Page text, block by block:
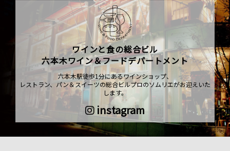
ワインと食の総合ビル
六本木ワイン＆フードデパートメント
六本木駅徒歩1分にあるワインショップ、
レストラン、パン＆スイーツの総合ビルプロのソムリエがお迎えいた
します。
instagram